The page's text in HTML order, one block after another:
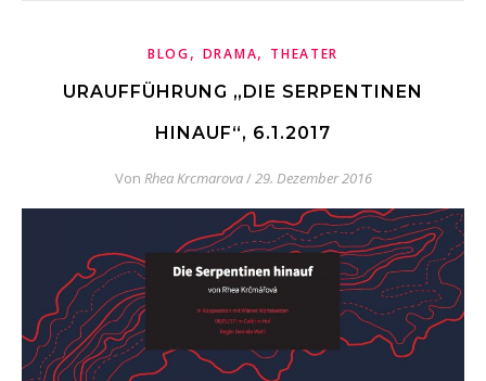
BLOG, DRAMA, THEATER
URAUFFÜHRUNG „DIE SERPENTINEN
HINAUF“, 6.1.2017
Von Rhea Krcmarova/ 29. Dezember 2016